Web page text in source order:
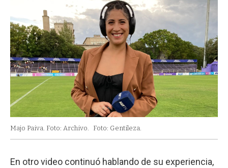
Majo Paiva. Foto: Archivo. Foto: Gentileza.
En otro video continuó hablando de su experiencia,